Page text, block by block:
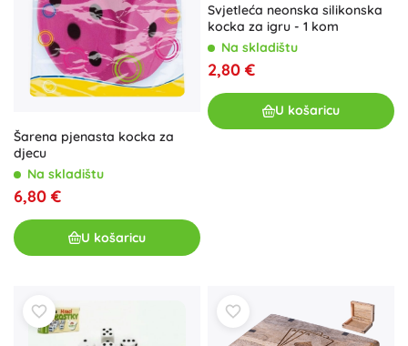
Šarena pjenasta kocka za
djecu
Na skladištu
6,80 €
U košaricu
Svjetleća neonska silikonska
kocka za igru - 1 kom
Na skladištu
2,80 €
U košaricu